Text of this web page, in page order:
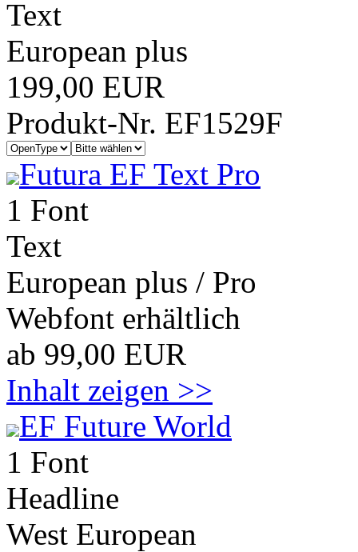
Text
European plus
199,00 EUR
Produkt-Nr. EF1529F
Futura EF Text Pro
1 Font
Text
European plus / Pro
Webfont erhältlich
ab 99,00 EUR
Inhalt zeigen >>
EF Future World
1 Font
Headline
West European